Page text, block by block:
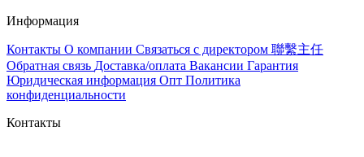
Информация
Контакты О компании Связаться с директором 聯繫主任
Обратная связь Доставка/оплата Вакансии Гарантия
Юридическая информация Опт Политика
конфиденциальности
Контакты